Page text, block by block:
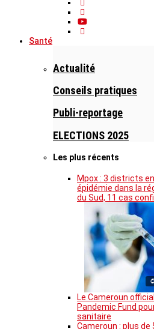
Santé
Actualité
Conseils pratiques
Publi-reportage
ELECTIONS 2025
Les plus récents
Mpox : 3 districts en
épidémie dans la
du Sud, 11 cas
Le Cameroun
Pandemic Fund
sanitaire
Cameroun : plus de